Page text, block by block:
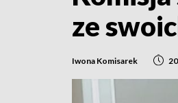
ze
Iwona Komisarek